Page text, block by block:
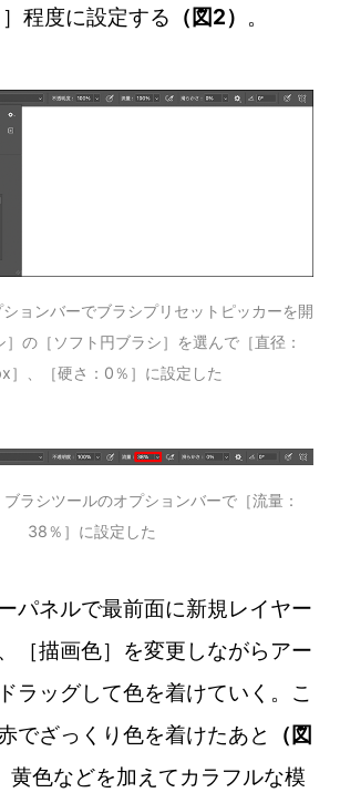
程度に設定する （図2） 。
ョンバーでブラシプリセットピッカーを開
］の［ソフト円ブラシ］を選んで［直径：
］、［硬さ：0％］に設定した
ラシツールのオプションバーで［流量：
38％］に設定した
パネルで最前面に新規レイヤー
［描画色］を変更しながらアー
ラッグして色を着けていく。こ
でざっくり色を着けたあと
（図
黄色などを加えてカラフルな模